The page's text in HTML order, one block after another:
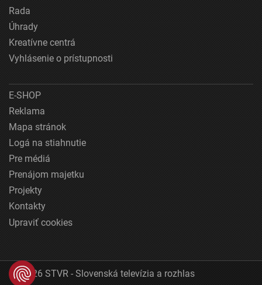
Rada
Úhrady
Kreatívne centrá
Vyhlásenie o prístupnosti
E-SHOP
Reklama
Mapa stránok
Logá na stiahnutie
Pre médiá
Prenájom majetku
Projekty
Kontakty
Upraviť cookies
© 2026 STVR - Slovenská televízia a rozhlas